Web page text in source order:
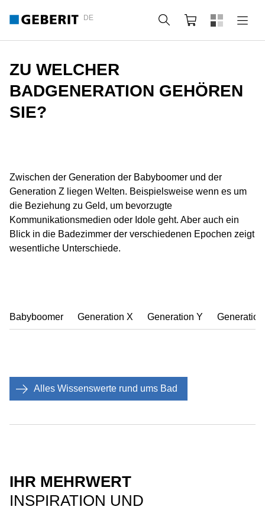
DE Suche Webshop
ZU WELCHER
BADGENERATION GEHÖREN
SIE?
Zwischen der Generation der Babyboomer und der
Generation Z liegen Welten. Beispielsweise wenn es um
die Beziehung zu Geld, um bevorzugte
Kommunikationsmedien oder Idole geht. Aber auch ein
Blick in die Badezimmer der verschiedenen Epochen zeigt
wesentliche Unterschiede.
Babyboomer Generation X Generation Y
Alles Wissenswerte rund ums Bad
IHR MEHRWERT
INSPIRATION UND